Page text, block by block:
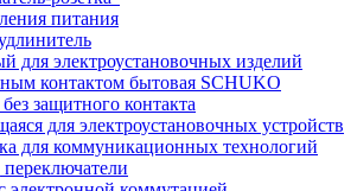
питания
для электроустановочных изделий
контактом бытовая SCHUKO
защитного контакта
для электроустановочных устройств
для коммуникационных технологий